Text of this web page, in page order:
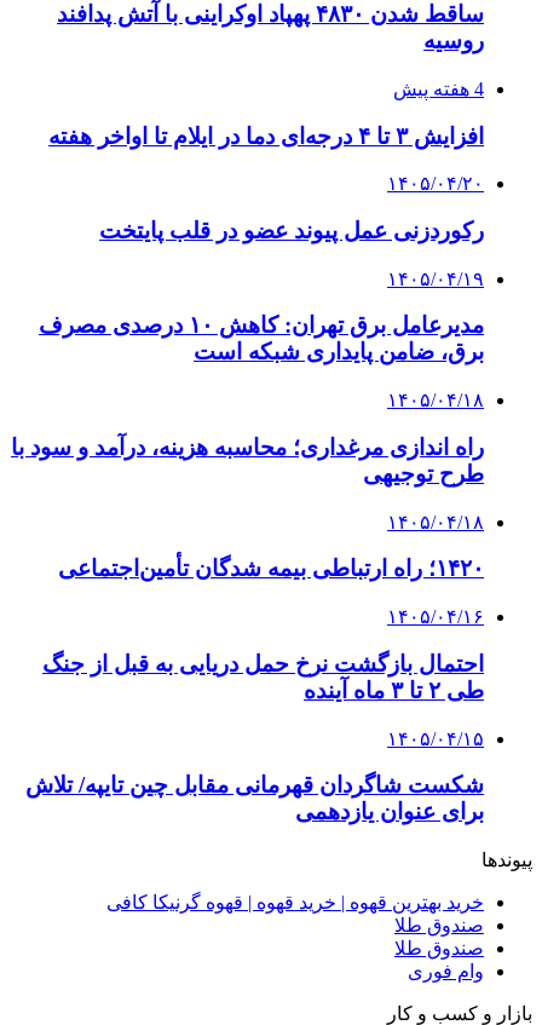
ساقط شدن ۴۸۳۰ پهپاد اوکراینی با آتش پدافند
روسیه
4 هفته پیش
افزایش ۳ تا ۴ درجه‌ای دما در ایلام تا اواخر هفته
۱۴۰۵/۰۴/۲۰
رکوردزنی عمل پیوند عضو در قلب پایتخت
۱۴۰۵/۰۴/۱۹
مدیرعامل برق تهران: کاهش ۱۰ درصدی مصرف
برق، ضامن پایداری شبکه است
۱۴۰۵/۰۴/۱۸
راه اندازی مرغداری؛ محاسبه هزینه، درآمد و سود با
طرح توجیهی
۱۴۰۵/۰۴/۱۸
۱۴۲۰؛ راه ارتباطی بیمه شدگان تأمین‌اجتماعی
۱۴۰۵/۰۴/۱۶
احتمال بازگشت نرخ حمل دریایی به قبل از جنگ
طی ۲ تا ۳ ماه آینده
۱۴۰۵/۰۴/۱۵
شکست شاگردان قهرمانی مقابل چین تایپه/ تلاش
برای عنوان یازدهمی
پیوندها
خرید بهترین قهوه | خرید قهوه | قهوه گرنیکا کافی
صندوق طلا
صندوق طلا
وام فوری
بازار و کسب و کار